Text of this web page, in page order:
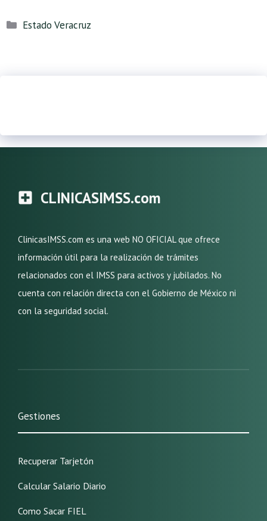
Categorías
Estado Veracruz
CLINICASIMSS.com
ClinicasIMSS.com es una web NO OFICIAL que ofrece
información útil para la realización de trámites
relacionados con el IMSS para activos y jubilados. No
cuenta con relación directa con el Gobierno de México ni
con la seguridad social.
Gestiones
Recuperar Tarjetón
Calcular Salario Diario
Como Sacar FIEL